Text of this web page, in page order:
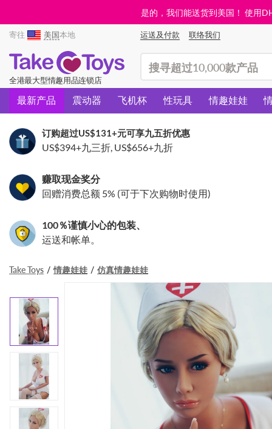
是的，我们能送货到美国！ 使用
寄往 美国本地 运送及付款 联络我们
全港最大型情趣用品连锁店
最新产品 震动器 飞机杯 性玩具 情趣娃娃
订购超过US$131+元可享九五折优惠
US$394+九三折, US$656+九折
赚取现金奖分
回赠消费总额 5% (可于下次购物时使用)
100％谨慎小心的包装、
运送和帐单。
Take Toys 情趣娃娃 仿真情趣娃娃